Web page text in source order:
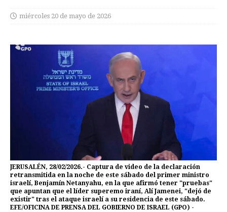
miércoles 20 de mayo de 2026
JERUSALÉN, 28/02/2026.- Captura de video de la declaración
retransmitida en la noche de este sábado del primer ministro
israelí, Benjamín Netanyahu, en la que afirmó tener "pruebas"
que apuntan que el líder superemo iraní, Alí Jamenei, "dejó de
existir" tras el ataque israelí a su residencia de este sábado.
EFE/OFICINA DE PRENSA DEL GOBIERNO DE ISRAEL (GPO) -